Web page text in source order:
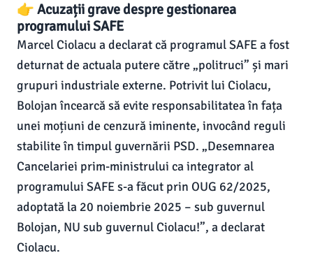
👉 Acuzații grave despre gestionarea
programului SAFE
Marcel Ciolacu a declarat că programul SAFE a fost
deturnat de actuala putere către „politruci” și mari
grupuri industriale externe. Potrivit lui Ciolacu,
Bolojan încearcă să evite responsabilitatea în fața
unei moțiuni de cenzură iminente, invocând reguli
stabilite în timpul guvernării PSD. „Desemnarea
Cancelariei prim-ministrului ca integrator al
programului SAFE s-a făcut prin OUG 62/2025,
adoptată la 20 noiembrie 2025 – sub guvernul
Bolojan, NU sub guvernul Ciolacu!”, a declarat
Ciolacu.